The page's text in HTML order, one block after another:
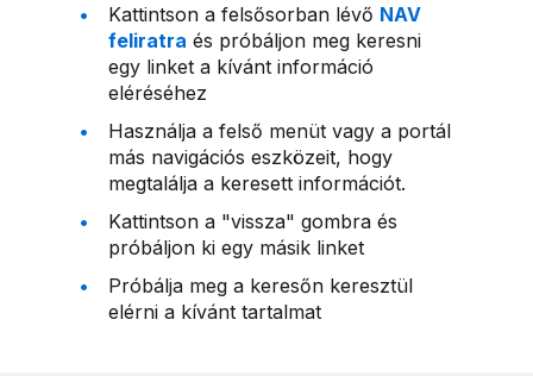
Kattintson a felsősorban lévő NAV
feliratra és próbáljon meg keresni
egy linket a kívánt információ
eléréséhez
Használja a felső menüt vagy a portál
más navigációs eszközeit, hogy
megtalálja a keresett információt.
Kattintson a "vissza" gombra és
próbáljon ki egy másik linket
Próbálja meg a keresőn keresztül
elérni a kívánt tartalmat